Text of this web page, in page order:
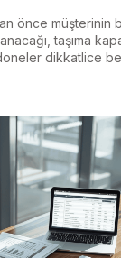
önce müşterinin
taşıma
dikkatlice